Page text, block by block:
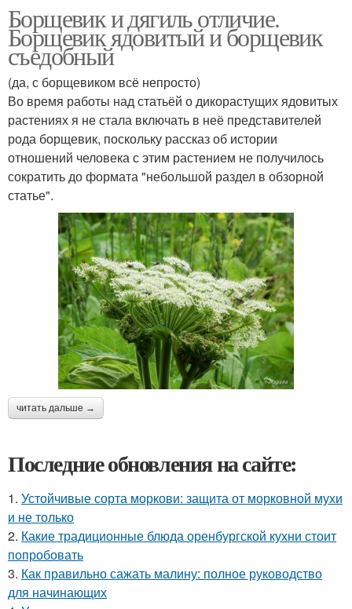
Борщевик и дягиль отличие.
Борщевик ядовитый и борщевик
съедобный
(да, с борщевиком всё непросто)
Во время работы над статьёй о дикорастущих ядовитых
растениях я не стала включать в неё представителей
рода борщевик, поскольку рассказ об истории
отношений человека с этим растением не получилось
сократить до формата "небольшой раздел в обзорной
статье".
читать дальше →
Последние обновления на сайте:
1. Устойчивые сорта моркови: защита от морковной мухи
и не только
2. Какие традиционные блюда оренбургской кухни стоит
попробовать
3. Как правильно сажать малину: полное руководство
для начинающих